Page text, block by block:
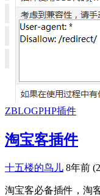
ZBLOGPHP插件
淘宝客插件
十五楼的鸟儿 8年前
淘宝客必备插件，淘